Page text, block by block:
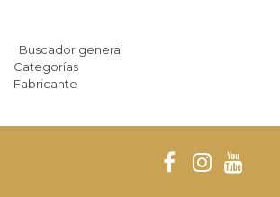
Buscador general
Categorías
Fabricante